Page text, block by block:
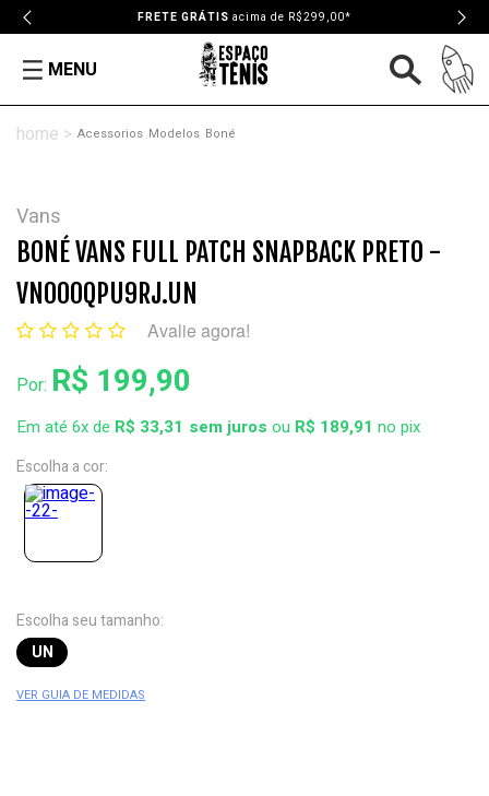
FRETE GRÁTIS acima de R$299,00*
MENU
Acessorios Modelos Boné
Vans
BONÉ VANS FULL PATCH SNAPBACK PRETO -
VN000QPU9RJ.UN
Avalie agora!
Por: R$ 199,90
Em até 6x de R$ 33,31 ou R$ 189,91 no pix
Escolha a cor:
Escolha seu tamanho:
UN
VER GUIA DE MEDIDAS